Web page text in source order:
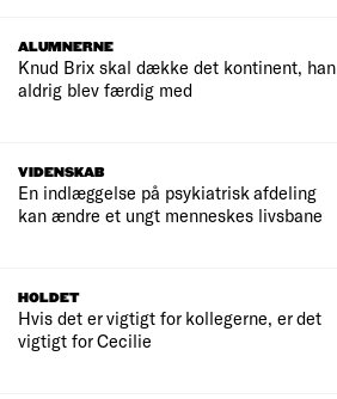
ALUMNERNE
Knud Brix skal dække det kontinent, han
aldrig blev færdig med
VIDENSKAB
En indlæggelse på psykiatrisk afdeling
kan ændre et ungt menneskes livsbane
HOLDET
Hvis det er vigtigt for kollegerne, er det
vigtigt for Cecilie